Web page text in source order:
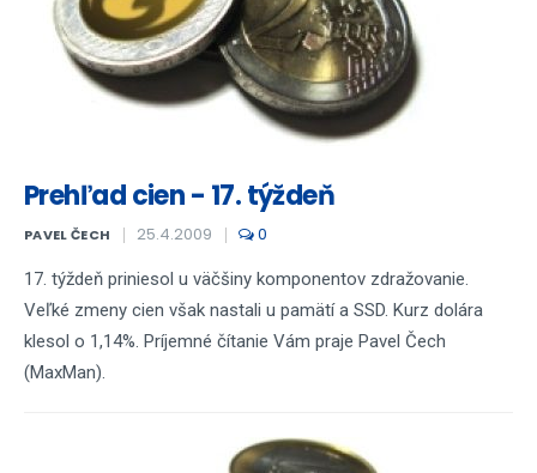
Prehľad cien - 17. týždeň
PAVEL ČECH 25.4.2009 0
17. týždeň priniesol u väčšiny komponentov zdražovanie.
Veľké zmeny cien však nastali u pamätí a SSD. Kurz dolára
klesol o 1,14%. Príjemné čítanie Vám praje Pavel Čech
(MaxMan).